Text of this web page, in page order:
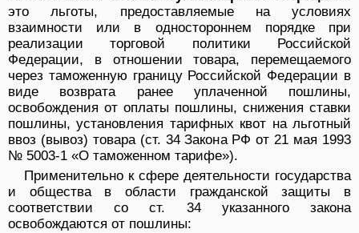
это льготы, предоставляемые на условиях
взаимности или в одностороннем порядке при
реализации торговой политики Российской
Федерации, в отношении товара, перемещаемого
через таможенную границу Российской Федерации в
виде возврата ранее уплаченной пошлины,
освобождения от оплаты пошлины, снижения ставки
пошлины, установления тарифных квот на льготный
ввоз (вывоз) товара (ст. 34 Закона РФ от 21 мая 1993
№ 5003-1 «О таможенном тарифе»).
Применительно к сфере деятельности государства
и общества в области гражданской защиты в
соответствии со ст. 34 указанного закона
освобождаются от пошлины: